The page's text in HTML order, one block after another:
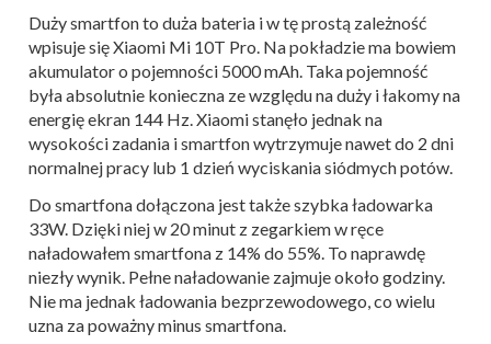
Duży smartfon to duża bateria i w tę prostą zależność
wpisuje się Xiaomi Mi 10T Pro. Na pokładzie ma bowiem
akumulator o pojemności 5000 mAh. Taka pojemność
była absolutnie konieczna ze względu na duży i łakomy na
energię ekran 144 Hz. Xiaomi stanęło jednak na
wysokości zadania i smartfon wytrzymuje nawet do 2 dni
normalnej pracy lub 1 dzień wyciskania siódmych potów.
Do smartfona dołączona jest także szybka ładowarka
33W. Dzięki niej w 20 minut z zegarkiem w ręce
naładowałem smartfona z 14% do 55%. To naprawdę
niezły wynik. Pełne naładowanie zajmuje około godziny.
Nie ma jednak ładowania bezprzewodowego, co wielu
uzna za poważny minus smartfona.